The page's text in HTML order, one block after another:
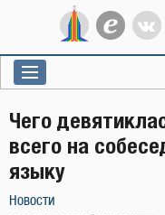
Чего
всего на
языку
Новости